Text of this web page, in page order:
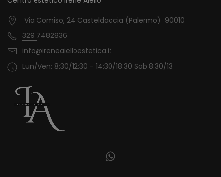
Via Comiso, 24 Casteldaccia (Palermo) 90010
329 7482836
info@ireneaielloestetica.it
Lun/Ven: 8:30/12:30 - 14:30/18:30 Sab 8:30/13